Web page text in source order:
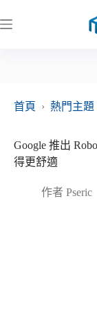
至
首頁
› 熱門主題
Google 推出
得更舒適
作者 Pseric